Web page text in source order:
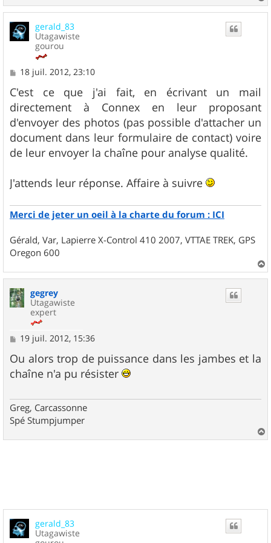
a
gerald_83
Utagawiste
gourou
M
s
s
a
g
e
18 juil. 2012, 23:10
C'est ce que j'ai fait, en écrivant un mail
directement à Connex en leur proposant
d'envoyer des photos (pas possible d'attacher un
document dans leur formulaire de contact) voire
de leur envoyer la chaîne pour analyse qualité.
J'attends leur réponse. Affaire à suivre
Merci de jeter un oeil à la charte du forum : ICI
Gérald, Var, Lapierre X-Control 410 2007, VTTAE TREK, GPS
Oregon 600
a
gegrey
Utagawiste
expert
M
s
s
a
19 juil. 2012, 15:36
Ou alors trop de puissance dans les jambes et la
chaîne n'a pu résister
Greg, Carcassonne
Spé Stumpjumper
a
gerald_83
Utagawiste